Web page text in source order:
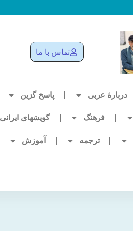
تماس با ما
دربارۀ عربی پاسخ گزین
فرهنگ گویشهای ایرانی
ترجمه آموزش